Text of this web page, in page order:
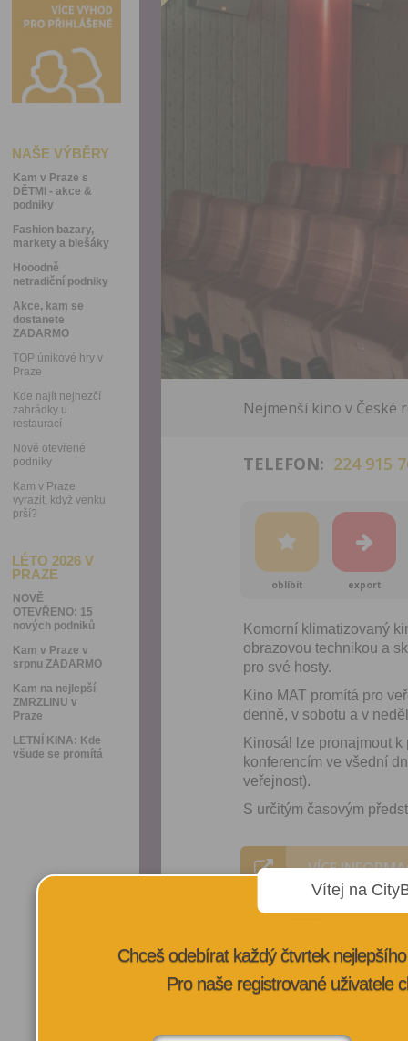
NAŠE VÝBĚRY
Kam v Praze s
DĚTMI - akce &
podniky
Fashion bazary,
markety a blešáky
Hooodně
netradiční podniky
Akce, kam se
dostanete
ZADARMO
TOP únikové hry v
Praze
Kde najít nejhezčí
zahrádky u
restaurací
Nově otevřené
podniky
Kam v Praze
vyrazit, když venku
prší?
LÉTO 2026 V
PRAZE
NOVĚ
OTEVŘENO: 15
nových podniků
Kam v Praze v
srpnu ZADARMO
Kam na nejlepší
ZMRZLINU v
Praze
LETNÍ KINA: Kde
všude se promítá
Nejmenší kino v České
TELEFON: 224 915
oblíbit export
Komorní klimatizovaný
obrazovou technikou a
pro své hosty.
Kino MAT promítá pro
denně, v sobotu a v
Kinosál lze pronajmout
konferencím ve všední
veřejnost).
S určitým časovým
VÍCE
Vítej na
Chceš odebírat každý čtvrtek
Pro naše registrované uživatele